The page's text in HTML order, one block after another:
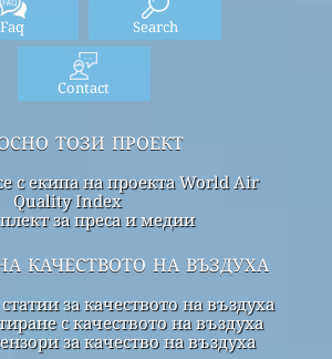
Faq Search
Contact
този проект
с екипа на проекта World Air
Quality Index
за преса и медии
качеството на въздуха
за качеството на въздуха
с качеството на въздуха
за качество на въздуха